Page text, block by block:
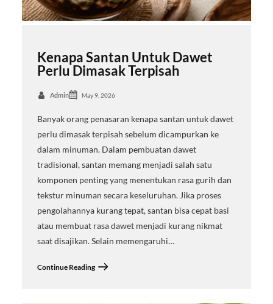
Kenapa Santan Untuk Dawet
Perlu Dimasak Terpisah
Admin May 9, 2026
Banyak orang penasaran kenapa santan untuk dawet
perlu dimasak terpisah sebelum dicampurkan ke
dalam minuman. Dalam pembuatan dawet
tradisional, santan memang menjadi salah satu
komponen penting yang menentukan rasa gurih dan
tekstur minuman secara keseluruhan. Jika proses
pengolahannya kurang tepat, santan bisa cepat basi
atau membuat rasa dawet menjadi kurang nikmat
saat disajikan. Selain memengaruhi…
Continue Reading